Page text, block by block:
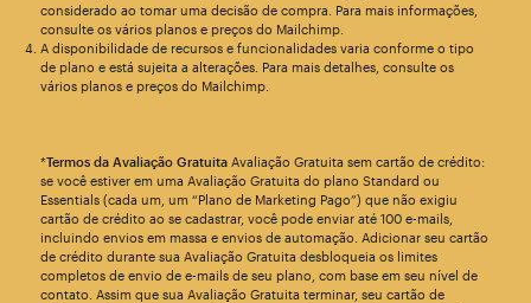
considerado ao tomar uma decisão de compra. Para mais informações,
consulte os vários planos e preços do Mailchimp.
A disponibilidade de recursos e funcionalidades varia conforme o tipo
de plano e está sujeita a alterações. Para mais detalhes, consulte os
vários planos e preços do Mailchimp.
*Termos da Avaliação GratuitaAvaliação Gratuita sem cartão de crédito:
se você estiver em uma Avaliação Gratuita do plano Standard ou
Essentials (cada um, um “Plano de Marketing Pago”) que não exigiu
cartão de crédito ao se cadastrar, você pode enviar até 100 e-mails,
incluindo envios em massa e envios de automação. Adicionar seu cartão
de crédito durante sua Avaliação Gratuita desbloqueia os limites
completos de envio de e-mails de seu plano, com base em seu nível de
contato. Assim que sua Avaliação Gratuita terminar, seu cartão de